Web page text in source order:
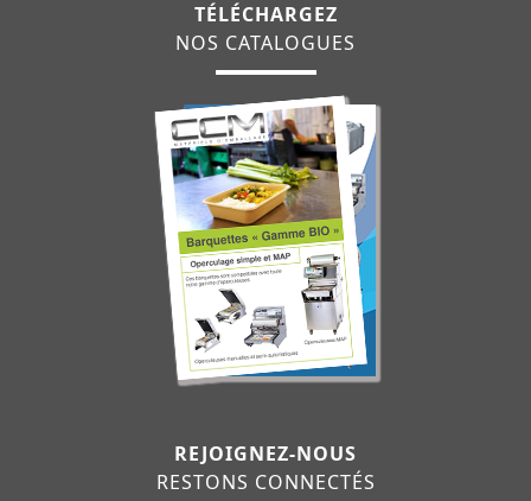
TÉLÉCHARGEZ
NOS CATALOGUES
REJOIGNEZ-NOUS
RESTONS CONNECTÉS